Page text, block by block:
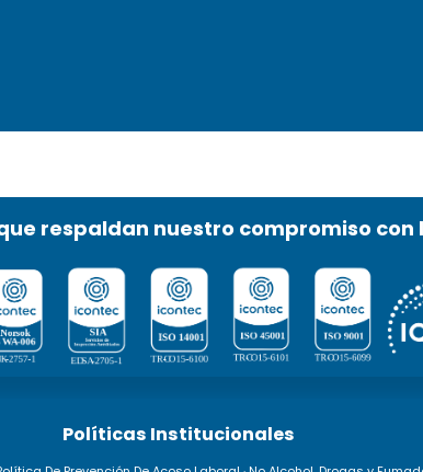
respaldan nuestro compromiso con
Políticas Institucionales